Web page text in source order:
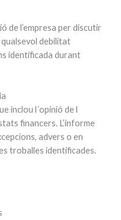
de l’empresa per discutir
debilitat
identificada durant
inclou l´opinió de l
financers. L’informe
advers o en
troballes identificades.